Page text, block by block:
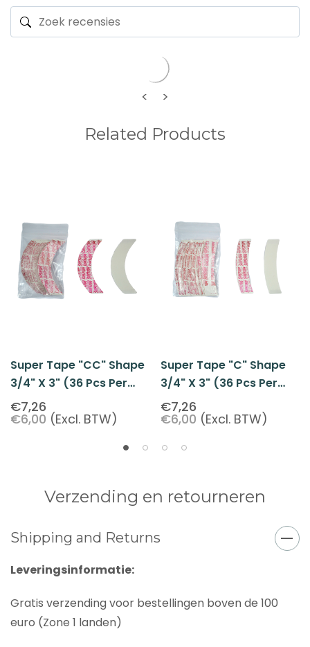
< >
Related Products
Super Tape "CC" Shape
3/4" X 3" (36 Pcs Per
Pack)
€7,26
€6,00 (Excl. BTW)
Super Tape "C" Shape
3/4" X 3" (36 Pcs Per
Pack)
€7,26
€6,00 (Excl. BTW)
Verzending en retourneren
Shipping and Returns
Leveringsinformatie:
Gratis verzending voor bestellingen boven de 100
euro (Zone 1 landen)